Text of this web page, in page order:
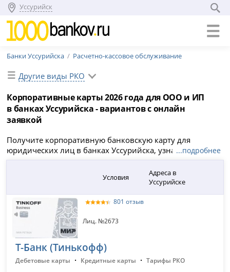
Уссурийск
Банки Уссурийска Расчетно-кассовое обслуживание
Другие виды РКО
Корпоративные карты 2026 года для ООО и ИП
в банках Уссурийска - вариантов с онлайн
заявкой
Получите корпоративную банковскую карту для
юридических лиц в банках Уссурийска, узнайте о
тарифах по обслуживанию и как использовать их для
вашей организации. Найдите лучшие бизнес карты для
ИП и ООО в Уссурийске, проверьте условия, лимиты на
онлайн-заявку уже сейчас!
...подробнее
Условия
Адреса в
Уссурийске
801 отзыв
Лиц. №2673
Т-Банк (Тинькофф)
Дебетовые карты · Кредитные карты ·Тарифы РКО